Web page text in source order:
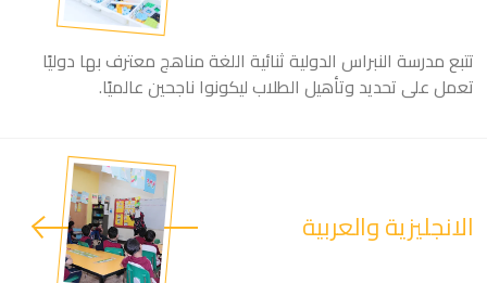
تتبع مدرسة النبراس الدولية ثنائية اللغة مناهج معترف بها دوليًا
تعمل على تحديد وتأهيل الطلاب ليكونوا ناجحين عالميًا.
الانجليزية والعربية